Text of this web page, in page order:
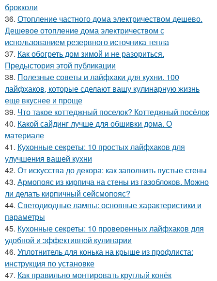
брокколи
36. Отопление частного дома электричеством дешево.
Дешевое отопление дома электричеством с
использованием резервного источника тепла
37. Как обогреть дом зимой и не разориться.
Предыстория этой публикации
38. Полезные советы и лайфхаки для кухни. 100
лайфхаков, которые сделают вашу кулинарную жизнь
еще вкуснее и проще
39. Что такое коттеджный поселок? Коттеджный посёлок
40. Какой сайдинг лучше для обшивки дома. О
материале
41. Кухонные секреты: 10 простых лайфхаков для
улучшения вашей кухни
42. От искусства до декора: как заполнить пустые стены
43. Армопояс из кирпича на стены из газоблоков. Можно
ли делать кирпичный сейсмопояс?
44. Светодиодные лампы: основные характеристики и
параметры
45. Кухонные секреты: 10 проверенных лайфхаков для
удобной и эффективной кулинарии
46. Уплотнитель для конька на крыше из профлиста:
инструкция по установке
47. Как правильно монтировать круглый конёк